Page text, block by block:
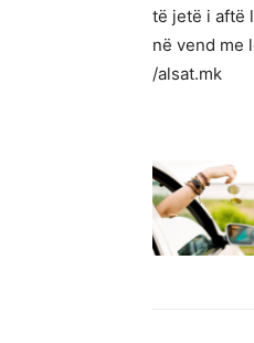
të jetë i aftë
në vend me
/alsat.mk